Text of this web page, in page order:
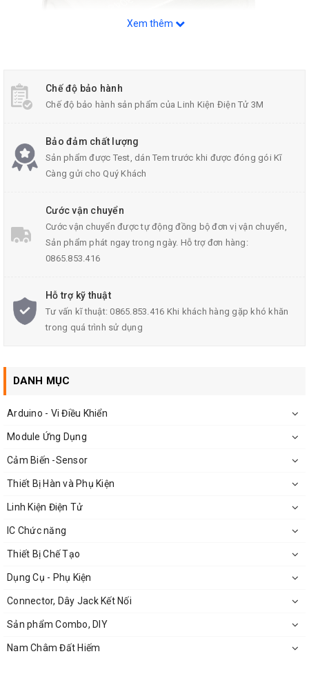
Thông số kĩ thuật động cơ mini 180:
Kích thướcđộng cơ: 3x2x1.5 cm
Chiều dài trục: 1cm
Điện áp: 6 V
Dòng điện: 0.5A (không tải)
Kích Thước Động Cơ 180 25000RPM
Xem thêm
Chế độ bảo hành
Chế độ bảo hành sản phẩm của Linh Kiện Điện Tử 3M
Bảo đảm chất lượng
Sản phẩm được Test, dán Tem trước khi được đóng gói Kĩ
Càng gửi cho Quý Khách
Cước vận chuyển
Cước vận chuyển được tự động đồng bộ đơn vị vận chuyển,
Sản phẩm phát ngay trong ngày. Hỗ trợ đơn hàng:
0865.853.416
Hỗ trợ kỹ thuật
Tư vấn kĩ thuật: 0865.853.416 Khi khách hàng gặp khó khăn
trong quá trình sử dụng
DANH MỤC
Arduino - Vi Điều Khiển
Module Ứng Dụng
Cảm Biến -Sensor
Thiết Bị Hàn và Phụ Kiện
Linh Kiện Điện Tử
IC Chức năng
Thiết Bị Chế Tạo
Dụng Cụ - Phụ Kiện
Connector, Dây Jack Kết Nối
Sản phẩm Combo, DIY
Nam Châm Đất Hiếm